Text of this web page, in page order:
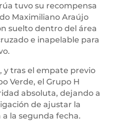
tuvo su recompensa
Maximiliano Araújo
suelto dentro del área
e inapelable para
y tras el empate previo
Verde, el Grupo H
absoluta, dejando a
de ajustar la
la segunda fecha.